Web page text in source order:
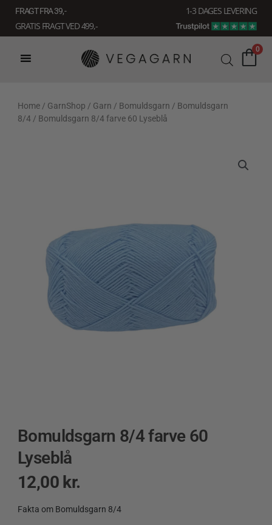
indholdet
FRAGT FRA 39, -
1-3 DAGES LEVERING
GRATIS FRAGT VED 499,-
0
Home / GarnShop / Garn / Bomuldsgarn / Bomuldsgarn
8/4 / Bomuldsgarn 8/4 farve 60 Lyseblå
Bomuldsgarn 8/4 farve 60
Lyseblå
12,00 kr.
Fakta om Bomuldsgarn 8/4